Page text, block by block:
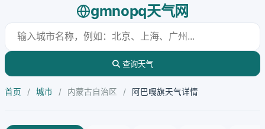
gmnopq天气网
查询天气
首页 / 城市 / 内蒙古自治区 / 阿巴嘎旗天气详情